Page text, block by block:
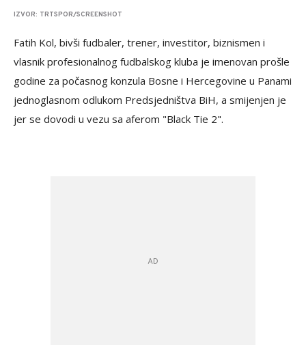
IZVOR: TRTSPOR/SCREENSHOT
Fatih Kol, bivši fudbaler, trener, investitor, biznismen i
vlasnik profesionalnog fudbalskog kluba je imenovan prošle
godine za počasnog konzula Bosne i Hercegovine u Panami
jednoglasnom odlukom Predsjedništva BiH, a smijenjen je
jer se dovodi u vezu sa aferom "Black Tie 2".